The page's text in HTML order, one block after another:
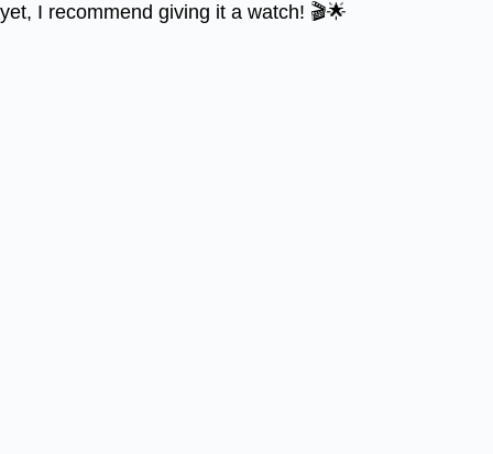
yet, I recommend giving it a watch! 🎬🌟